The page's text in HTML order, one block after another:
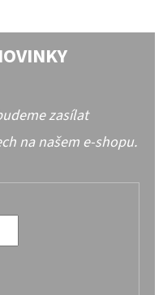
zasílat
na našem e-shopu.